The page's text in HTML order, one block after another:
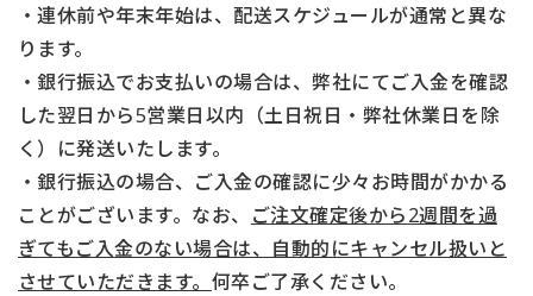
・連休前や年末年始は、配送スケジュールが通常と異な
ります。
・銀行振込でお支払いの場合は、弊社にてご入金を確認
した翌日から5営業日以内（土日祝日・弊社休業日を除
く）に発送いたします。
・銀行振込の場合、ご入金の確認に少々お時間がかかる
ことがございます。なお、 ご注文確定後から2週間を過
ぎてもご入金のない場合は、自動的にキャンセル扱いと
させていただきます。 何卒ご了承ください。